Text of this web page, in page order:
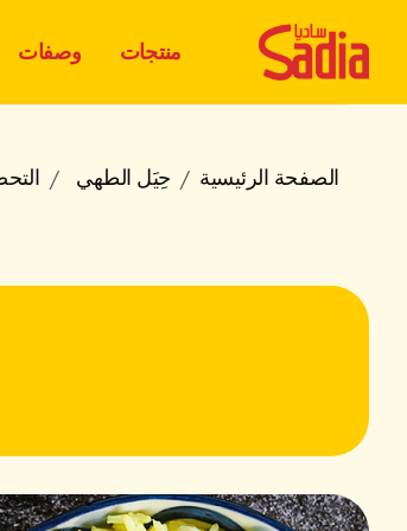
منتجات وصفات
الصفحة الرئيسية حِيَل الطهي